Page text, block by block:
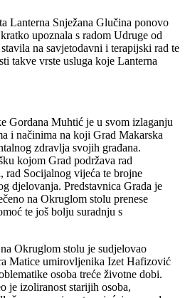
Lanterna Snježana Glučina ponovo
upoznala s radom Udruge od
na savjetodavni i terapijski rad te
takve vrste usluga koje Lanterna
Gordana Muhtić je u svom izlaganju
i načinima na koji Grad Makarska
zdravlja svojih građana.
kojom Grad podržava rad
rad Socijalnog vijeća te brojne
djelovanja. Predstavnica Grada je
na Okruglom stolu prenese
te još bolju suradnju s
Okruglom stolu je sudjelovao
Matice umirovljenika Izet Hafizović
osoba treće životne dobi.
je izoliranost starijih osoba,